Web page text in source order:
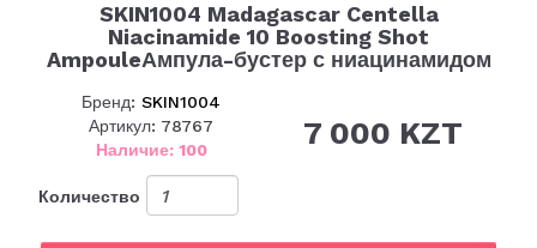
SKIN1004 Madagascar Centella
Niacinamide 10 Boosting Shot
AmpouleАмпула-бустер с ниацинамидом
Бренд:SKIN1004
Артикул: 78767
Наличие: 100
7 000 KZT
Количество